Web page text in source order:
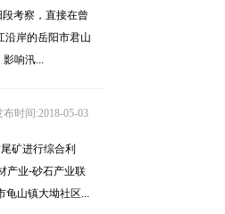
布时间:2018-05-03
考察，直接在曾
沿岸的岳阳市君山
响汛...
布时间:2018-05-03
矿进行综合利
产业-砂石产业联
龟山镇大坳社区...